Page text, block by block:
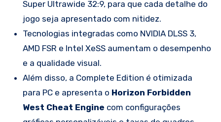
Super Ultrawide 32:9, para que cada detalhe do
jogo seja apresentado com nitidez.
Tecnologias integradas como NVIDIA DLSS 3,
AMD FSR e Intel XeSS aumentam o desempenho
e a qualidade visual.
Além disso, a Complete Edition é otimizada
para PC e apresenta o Horizon Forbidden
West Cheat Engine com configurações